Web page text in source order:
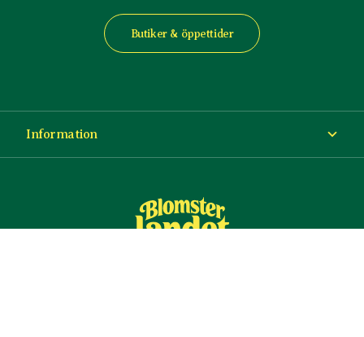
Butiker & öppettider
Information
Köp- och leveransvillkor